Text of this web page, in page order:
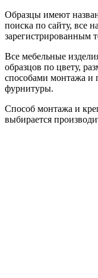
Образцы имеют
поиска по сайту, все
зарегистрированным
Все мебельные
образцов по цвету,
способами монтажа и
фурнитуры.
Способ монтажа и
выбирается